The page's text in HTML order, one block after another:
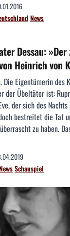
News
Dessau:
Heinrich von
Eigentümerin des
der Übeltäter ist:
der sich des
bestreitet die Tat
zu haben.
Schauspiel